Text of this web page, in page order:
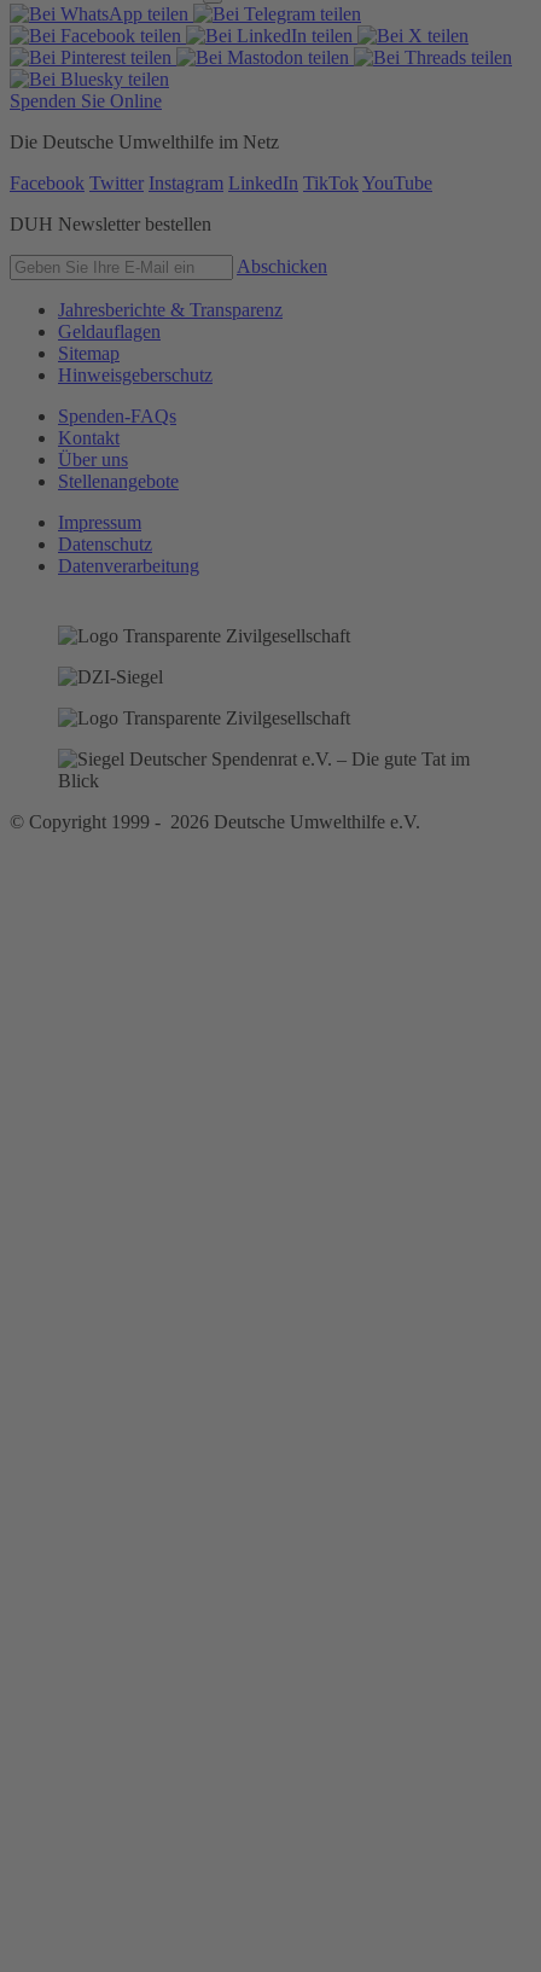
Spenden Sie Online
Die Deutsche Umwelthilfe im Netz
Facebook Twitter Instagram LinkedIn TikTok YouTube
DUH Newsletter bestellen
Abschicken
Jahresberichte & Transparenz
Geldauflagen
Sitemap
Hinweisgeberschutz
Spenden-FAQs
Kontakt
Über uns
Stellenangebote
Impressum
Datenschutz
Datenverarbeitung
© Copyright 1999 - 2026 Deutsche Umwelthilfe e.V.